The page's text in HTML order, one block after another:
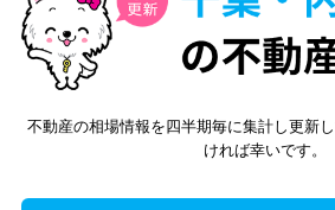
不動産の相場情報を四半期毎に集計し更新
ければ幸いです。